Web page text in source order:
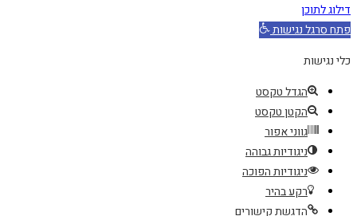
דילוג לתוכן
פתח סרגל נגישות
כלי נגישות
הגדל טקסט
הקטן טקסט
גווני אפור
ניגודיות גבוהה
ניגודיות הפוכה
רקע בהיר
הדגשת קישורים